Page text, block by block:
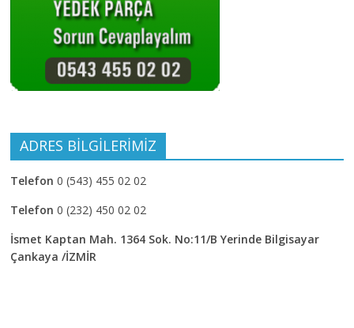
ADRES BİLGİLERİMİZ
Telefon 0 (543) 455 02 02
Telefon 0 (232) 450 02 02
İsmet Kaptan Mah. 1364 Sok. No:11/B Yerinde Bilgisayar
Çankaya /İZMİR